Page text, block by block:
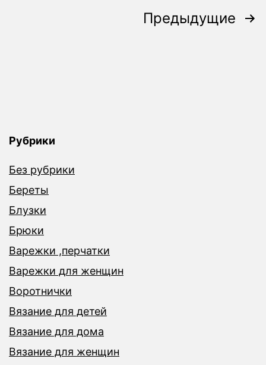
Предыдущие
Рубрики
Без рубрики
Береты
Блузки
Брюки
Варежки ,перчатки
Варежки для женщин
Воротнички
Вязание для детей
Вязание для дома
Вязание для женщин